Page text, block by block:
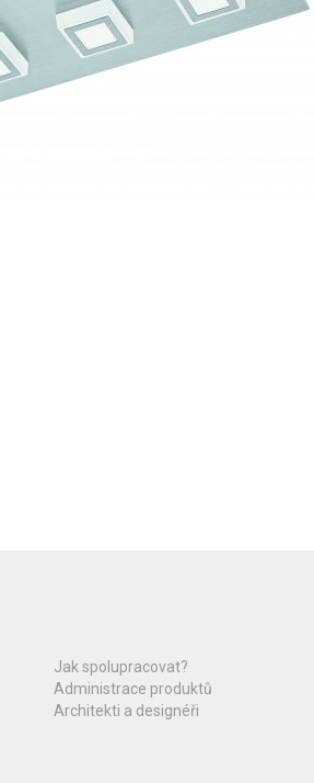
Jak spolupracovat?
Administrace produktů
Architekti a designéři